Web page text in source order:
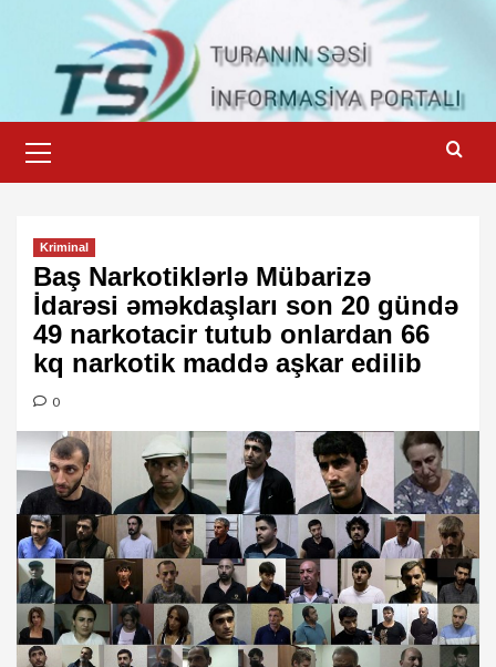
content
Menu
Kriminal
Baş Narkotiklərlə Mübarizə
İdarəsi əməkdaşları son 20 gündə
49 narkotacir tutub onlardan 66
kq narkotik maddə aşkar edilib
0